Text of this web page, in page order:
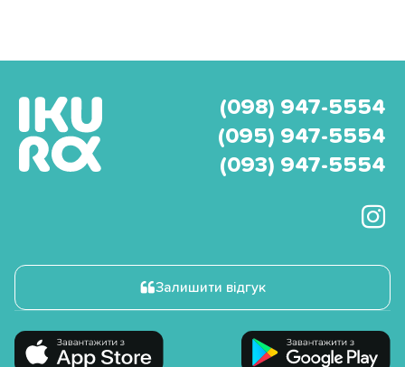
(098) 947-5554
(095) 947-5554
(093) 947-5554
Залишити відгук